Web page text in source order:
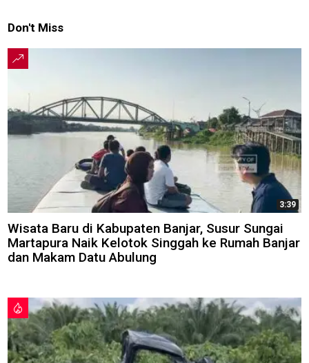
Don't Miss
3:39
Wisata Baru di Kabupaten Banjar, Susur Sungai
Martapura Naik Kelotok Singgah ke Rumah Banjar
dan Makam Datu Abulung